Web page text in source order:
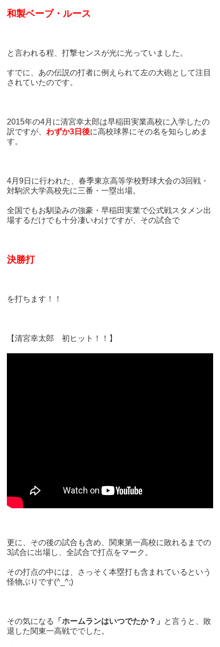
和製ベーブ・ルース
と言われる程、打撃センスが光に光っていました。
すでに、あの伝説の打者に例えられて左の大砲として注目
されていたのです。
2015年の4月に清宮幸太郎は早稲田実業高校に入学したの
訳ですが、わずか3日後に高校球界にその名を知らしめま
す。
4月9日に行われた、春季東京高等学校野球大会の3回戦・
対駒沢大学高校先に三番・一塁出場。
全国でもお馴染みの強豪・早稲田実業で公式戦スタメン出
場するだけでも十分凄いわけですが、その試合で
決勝打
を打ちます！！
【清宮幸太郎 初ヒット！！】
更に、その後の試合も含め、関東第一高校に敗れるまでの
3試合に出場し、全試合で打点をマーク。
その打点の中には、さっそく本塁打も含まれているという
怪物ぶりです(^_^;)
その気になる 「ホームランはいつでたか？」 と言うと、敗
退した関東一高戦ででした。